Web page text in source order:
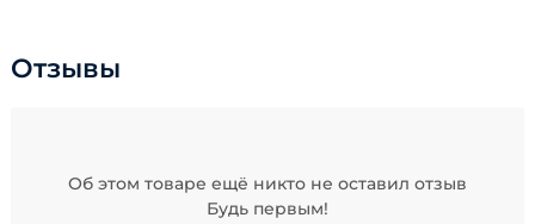
Отзывы
Об этом товаре ещё никто не оставил отзыв
Будь первым!